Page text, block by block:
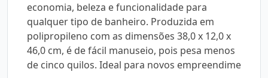
economia, beleza e funcionalidade para
qualquer tipo de banheiro. Produzida em
polipropileno com as dimensões 38,0 x 12,0 x
46,0 cm, é de fácil manuseio, pois pesa menos
de cinco quilos. Ideal para novos empreendime